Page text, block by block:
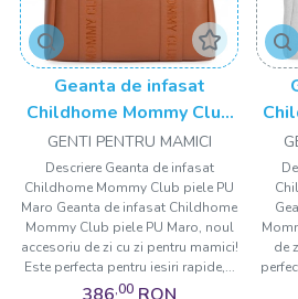
Geanta de infasat
Childhome Mommy Club
piele PU Maro
GENTI PENTRU MAMICI
Descriere Geanta de infasat
Childhome Mommy Club piele PU
Maro Geanta de infasat Childhome
Mommy Club piele PU Maro, noul
accesoriu de zi cu zi pentru mamici!
Este perfecta pentru iesiri rapide,...
,00
de